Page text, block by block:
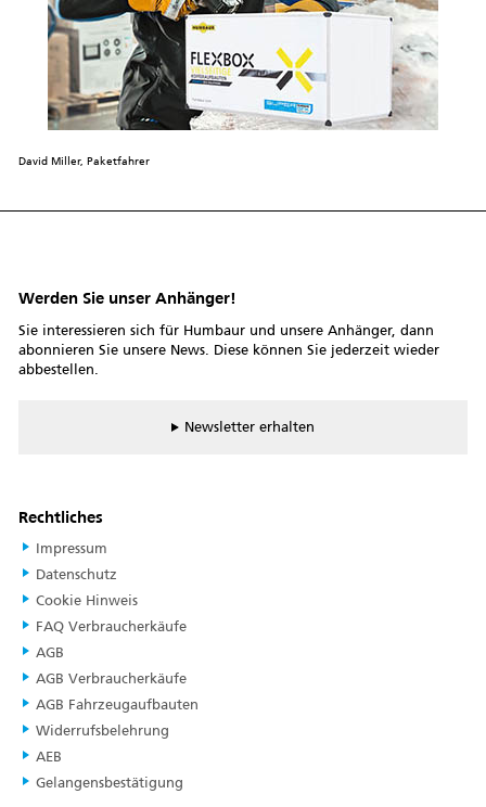
David Miller, Paketfahrer
Werden Sie unser Anhänger!
Sie interessieren sich für Humbaur und unsere Anhänger, dann
abonnieren Sie unsere News. Diese können Sie jederzeit wieder
abbestellen.
Newsletter erhalten
Rechtliches
Impressum
Datenschutz
Cookie Hinweis
FAQ Verbraucherkäufe
AGB
AGB Verbraucherkäufe
AGB Fahrzeugaufbauten
Widerrufsbelehrung
AEB
Gelangensbestätigung